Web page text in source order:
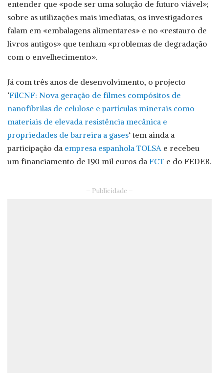
entender que «pode ser uma solução de futuro viável»;
sobre as utilizações mais imediatas, os investigadores
falam em «embalagens alimentares» e no «restauro de
livros antigos» que tenham «problemas de degradação
com o envelhecimento».
Já com três anos de desenvolvimento, o projecto
‘FilCNF: Nova geração de filmes compósitos de
nanofibrilas de celulose e partículas minerais como
materiais de elevada resistência mecânica e
propriedades de barreira a gases‘ tem ainda a
participação da empresa espanhola TOLSA e recebeu
um financiamento de 190 mil euros da FCT e do FEDER.
– Publicidade –